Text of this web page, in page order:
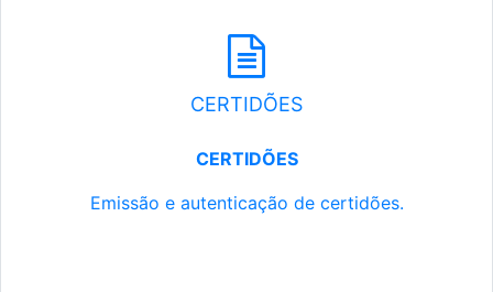
CERTIDÕES
CERTIDÕES
Emissão e autenticação de certidões.